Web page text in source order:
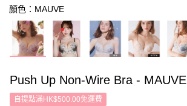
顏色：MAUVE
Push Up Non-Wire Bra - MAUVE
自提點滿HK$500.00免運費